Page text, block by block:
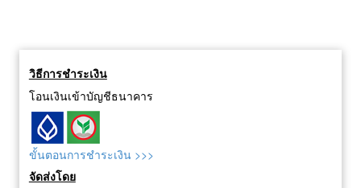
วิธีการชำระเงิน
โอนเงินเข้าบัญชีธนาคาร
ขั้นตอนการชำระเงิน >>>
จัดส่งโดย